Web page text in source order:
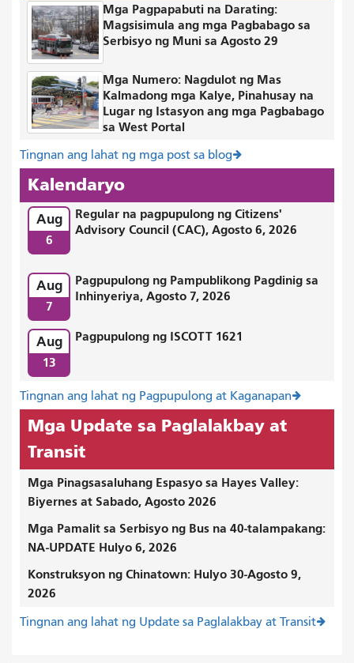
Mga Pagpapabuti na Darating:
Magsisimula ang mga Pagbabago sa
Serbisyo ng Muni sa Agosto 29
Mga Numero: Nagdulot ng Mas
Kalmadong mga Kalye, Pinahusay na
Lugar ng Istasyon ang mga Pagbabago
sa West Portal
Tingnan ang lahat ng mga post sa blog
Kalendaryo
Aug
6
Regular na pagpupulong ng Citizens'
Advisory Council (CAC), Agosto 6, 2026
Aug
7
Pagpupulong ng Pampublikong Pagdinig sa
Inhinyeriya, Agosto 7, 2026
Aug
13
Pagpupulong ng ISCOTT 1621
Tingnan ang lahat ng Pagpupulong at Kaganapan
Mga Update sa Paglalakbay at
Transit
Mga Pinagsasaluhang Espasyo sa Hayes Valley:
Biyernes at Sabado, Agosto 2026
Mga Pamalit sa Serbisyo ng Bus na 40-talampakang:
NA-UPDATE Hulyo 6, 2026
Konstruksyon ng Chinatown: Hulyo 30-Agosto 9,
2026
Tingnan ang lahat ng Update sa Paglalakbay at Transit